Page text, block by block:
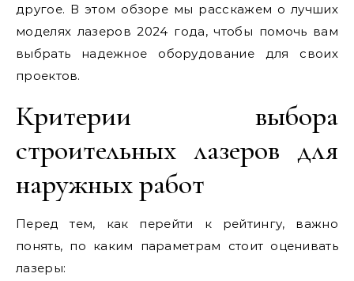
другое. В этом обзоре мы расскажем о лучших
моделях лазеров 2024 года, чтобы помочь вам
выбрать надежное оборудование для своих
проектов.
Критерии выбора
строительных лазеров для
наружных работ
Перед тем, как перейти к рейтингу, важно
понять, по каким параметрам стоит оценивать
лазеры: